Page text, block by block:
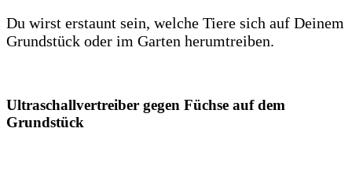
Du wirst erstaunt sein, welche Tiere sich auf Deinem
Grundstück oder im Garten herumtreiben.
Ultraschallvertreiber gegen Füchse auf dem
Grundstück